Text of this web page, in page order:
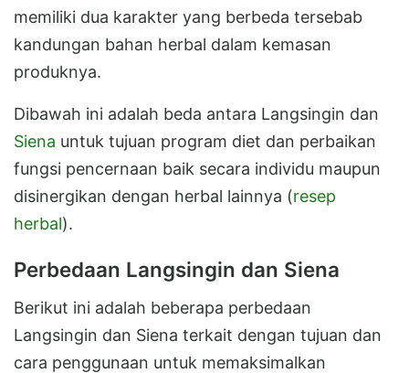
memiliki dua karakter yang berbeda tersebab
kandungan bahan herbal dalam kemasan
produknya.
Dibawah ini adalah beda antara Langsingin dan
Siena untuk tujuan program diet dan perbaikan
fungsi pencernaan baik secara individu maupun
disinergikan dengan herbal lainnya (resep
herbal).
Perbedaan Langsingin dan Siena
Berikut ini adalah beberapa perbedaan
Langsingin dan Siena terkait dengan tujuan dan
cara penggunaan untuk memaksimalkan